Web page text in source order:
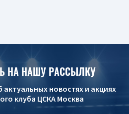
НА НАШУ РАССЫЛКУ
новостях и акциях
клуба ЦСКА Москва